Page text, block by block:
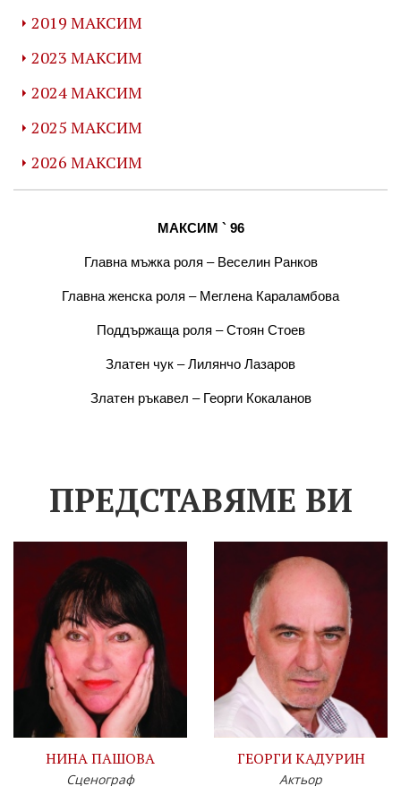
2019 МАКСИМ
2023 МАКСИМ
2024 МАКСИМ
2025 МАКСИМ
2026 МАКСИМ
МАКСИМ ` 96
Главна мъжка роля – Веселин Ранков
Главна женска роля – Меглена Караламбова
Поддържаща роля – Стоян Стоев
Златен чук – Лилянчо Лазаров
Златен ръкавел – Георги Кокаланов
ПРЕДСТАВЯМЕ ВИ
НИНА ПАШОВА
Сценограф
ГЕОРГИ КАДУРИН
Актьор